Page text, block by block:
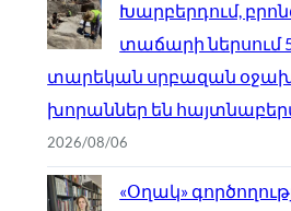
Խարբերդում,
տաճարի ներսում
տարեկան սրբազան
խորաններ են
2026/08/06
«Օղակ»